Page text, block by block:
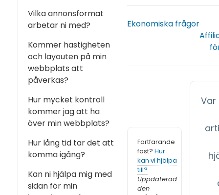
Vilka annonsformat
arbetar ni med?
Kommer hastigheten
och layouten på min
webbplats att
påverkas?
Hur mycket kontroll
kommer jag att ha
över min webbplats?
Hur lång tid tar det att
komma igång?
Kan ni hjälpa mig med
sidan för min
Ekonomiska frågor
Fortfarande
fast? Hur
kan vi hjälpa
till?
Uppdaterad
den
Var